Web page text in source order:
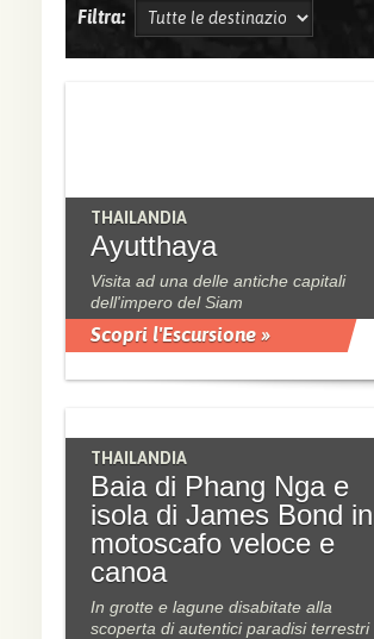
Filtra:
THAILANDIA
Ayutthaya
Visita ad una delle antiche capitali
dell'impero del Siam
Scopri l'Escursione »
THAILANDIA
Baia di Phang Nga e
isola di James Bond in
motoscafo veloce e
canoa
In grotte e lagune disabitate alla
scoperta di autentici paradisi terrestri